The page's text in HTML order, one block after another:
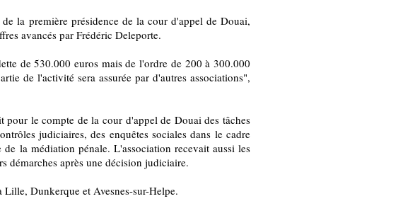
la première présidence de la cour d'appel de Douai,
avancés par Frédéric Deleporte.
de 530.000 euros mais de l'ordre de 200 à 300.000
de l'activité sera assurée par d'autres associations",
le compte de la cour d'appel de Douai des tâches
judiciaires, des enquêtes sociales dans le cadre
la médiation pénale. L'association recevait aussi les
démarches après une décision judiciaire.
Dunkerque et Avesnes-sur-Helpe.